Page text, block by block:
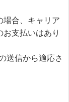
場合、キャリア
支払いはあり
送信から適応さ